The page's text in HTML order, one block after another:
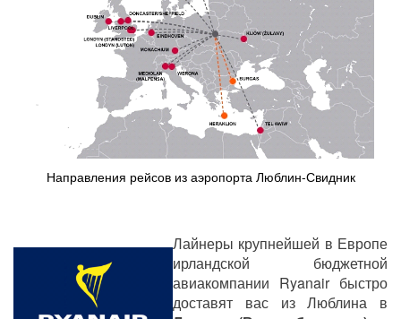
Направления рейсов из аэропорта Люблин-Свидник
Лайнеры крупнейшей в Европе
ирландской бюджетной
авиакомпании Ryanair быстро
доставят вас из Люблина в